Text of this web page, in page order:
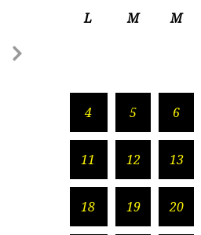
L M M
4 5 6
11 12 13
18 19 20